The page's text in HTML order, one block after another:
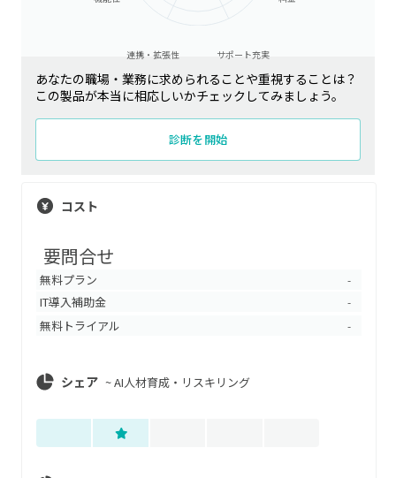
サポート充実
連携・拡張性
あなたの職場・業務に求められることや重視することは？
この製品が本当に相応しいかチェックしてみましょう。
診断を開始
コスト
要問合せ
無料プラン -
IT導入補助金 -
無料トライアル -
シェア ~AI人材育成・リスキリング